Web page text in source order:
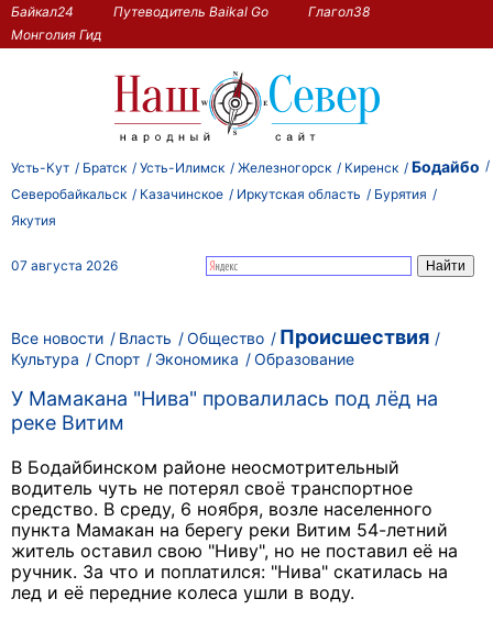
Байкал24 Путеводитель Baikal Go
Глагол38
Монголия Гид
Усть-Кут Братск Усть-Илимск Железногорск Киренск Бодайбо
Северобайкальск Казачинское Иркутская область
Бурятия
Якутия
07 августа 2026
Все новости Власть Общество Происшествия
Культура Спорт Экономика Образование
У Мамакана "Нива" провалилась под лёд на
реке Витим
В Бодайбинском районе неосмотрительный
водитель чуть не потерял своё транспортное
средство. В среду, 6 ноября, возле населенного
пункта Мамакан на берегу реки Витим 54-летний
житель оставил свою "Ниву", но не поставил её на
ручник. За что и поплатился: "Нива" скатилась на
лед и её передние колеса ушли в воду.